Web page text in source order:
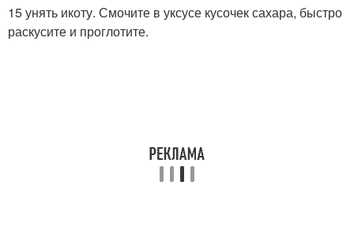
15 унять икоту. Смочите в уксусе кусочек сахара, быстро
раскусите и проглотите.